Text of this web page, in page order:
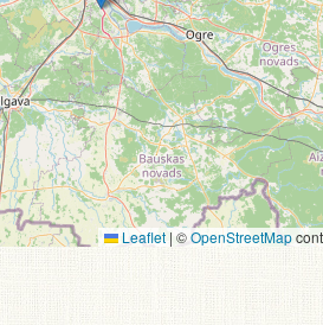
Leaflet | ©OpenStreetMap